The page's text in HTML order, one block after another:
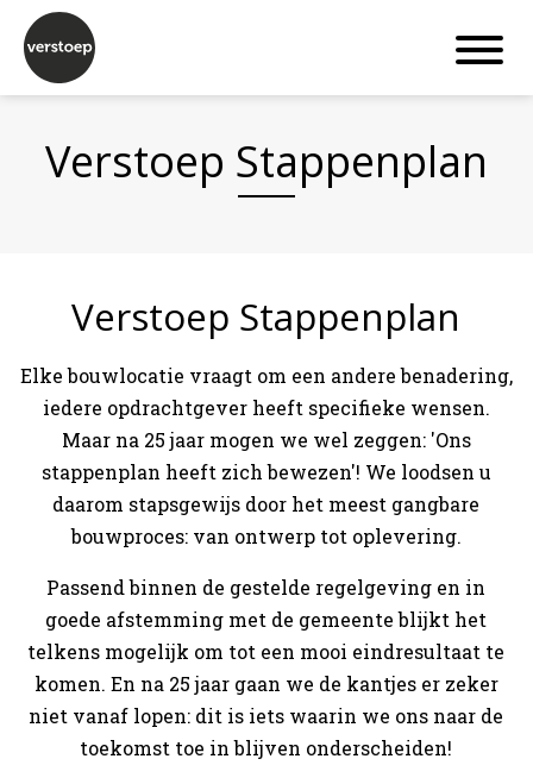
Verstoep Stappenplan
Verstoep Stappenplan
Elke bouwlocatie vraagt om een andere benadering,
iedere opdrachtgever heeft specifieke wensen.
Maar na 25 jaar mogen we wel zeggen: 'Ons
stappenplan heeft zich bewezen'! We loodsen u
daarom stapsgewijs door het meest gangbare
bouwproces: van ontwerp tot oplevering.
Passend binnen de gestelde regelgeving en in
goede afstemming met de gemeente blijkt het
telkens mogelijk om tot een mooi eindresultaat te
komen. En na 25 jaar gaan we de kantjes er zeker
niet vanaf lopen: dit is iets waarin we ons naar de
toekomst toe in blijven onderscheiden!